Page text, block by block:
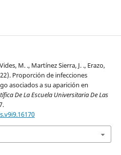
M. ., Martínez Sierra, J. ., Erazo,
Proporción de infecciones
asociados a su aparición en
De La Escuela Universitaria De Las